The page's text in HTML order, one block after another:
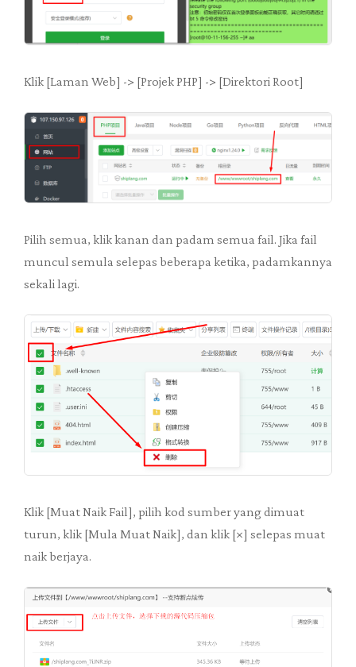
Klik [Laman Web] -> [Projek PHP] -> [Direktori Root]
Pilih semua, klik kanan dan padam semua fail. Jika fail
muncul semula selepas beberapa ketika, padamkannya
sekali lagi.
Klik [Muat Naik Fail], pilih kod sumber yang dimuat
turun, klik [Mula Muat Naik], dan klik [×] selepas muat
naik berjaya.